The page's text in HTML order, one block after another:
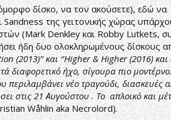
δίσκο, να τον ακούσετε), εδώ να
Sandness της γειτονικής χώρας
(Mark Denkley και Robby Lutkets,
ήδη δυο ολοκληρωμένους δίσκους
(2013)’’ και ‘’Higher& Higher(2016) και
διαφορετικό ήχο, σίγουρα πιο
περιλαμβάνει νέο τραγούδι, διασκευές
στις 21 Αυγούστου .Toαπλοικό και
Wåhlin aka Necrolord).